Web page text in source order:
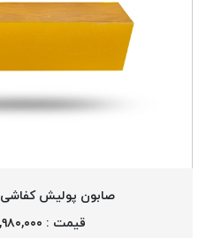
صابون پولیش کفاشی 2220 ROTA
قیمت : ۱,۹۸۰,۰۰۰ تومان